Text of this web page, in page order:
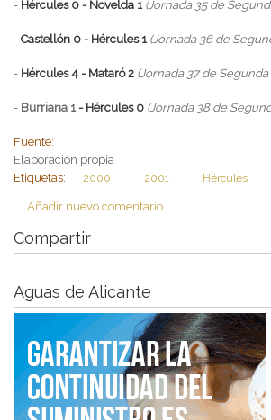
- Hércules 0 - Novelda 1 (Jornada 35 de
- Castellón 0 - Hércules 1 (Jornada 36 de
- Hércules 4 - Mataró 2 (Jornada 37 de Segunda
- Burriana 1 - Hércules 0 (Jornada 38 de
Fuente:
Elaboración propia
Etiquetas:
2000 2001 Hércules
Añadir nuevo comentario
Compartir
Aguas de Alicante